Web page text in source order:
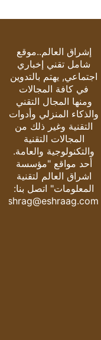
إشراق العالم..موقع
شامل تقني إخباري
اجتماعي, يهتم بالتدوين
في كافة المجالات
ومنها المجال التقني
والذكاء المنزلي وأدوات
التقنية وغير ذلك من
المجالات التقنية
والتكنولوجية والعامة.
أحد مواقع "مؤسسة
اشراق العالم لتقنية
المعلومات" اتصل بنا:
eshrag@eshraag.com